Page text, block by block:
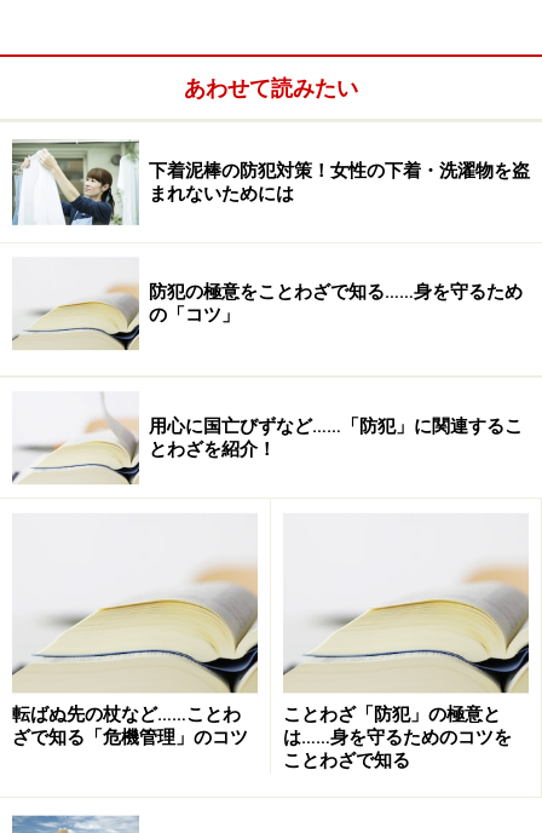
いたら大変なことになる請求もある」という情報が出て
きました。先日、一部のマスコミでも、この「無視出来
ない架空請求」に関する記事が出されたのです。これま
での、「無視せよ」から、突然、「無視してはいけな
い」ということになっては、人々が混乱してしまいま
す。そのため、この情報に関しては、「正しく理解し
て、正しい対応をする」ように、お知らせするべきだと
考えます。
現在の状況を把握する
今年の４月に、大阪の出会い系サイト運営業者が都内の
て提訴しました。大阪簡易裁判所から「呼出状」が届い
た男性は、身に覚えがなかったため弁護士に相談しまし
た。
あわせて読みたい
下着泥棒の防犯対策！女性の下着・洗濯物を盗
まれないためには
防犯の極意をことわざで知る……身を守るため
の「コツ」
用心に国亡びずなど……「防犯」に関連するこ
とわざを紹介！
転ばぬ先の杖など……ことわ
ざで知る「危機管理」のコツ
ことわざ「防犯」の極意と
は……身を守るためのコツを
ことわざで知る